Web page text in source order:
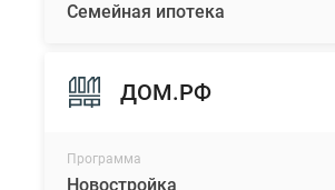
Семейная ипотека
ДОМ.РФ
Программа
Новостройка